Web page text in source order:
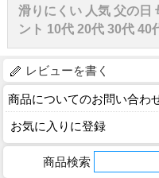
滑りにくい 人気 父の日
ント 10代 20代 30代 40
レビューを書く
商品についてのお問い合わ
お気に入りに登録
商品検索